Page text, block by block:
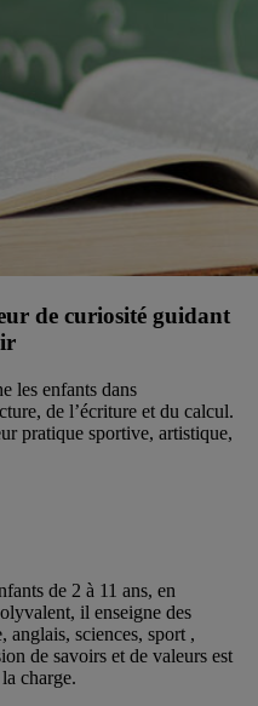
de curiosité guidant
les enfants dans
de l’écriture et du calcul.
pratique sportive, artistique,
de 2 à 11 ans, en
il enseigne des
anglais, sciences, sport ,
de savoirs et de valeurs est
charge.